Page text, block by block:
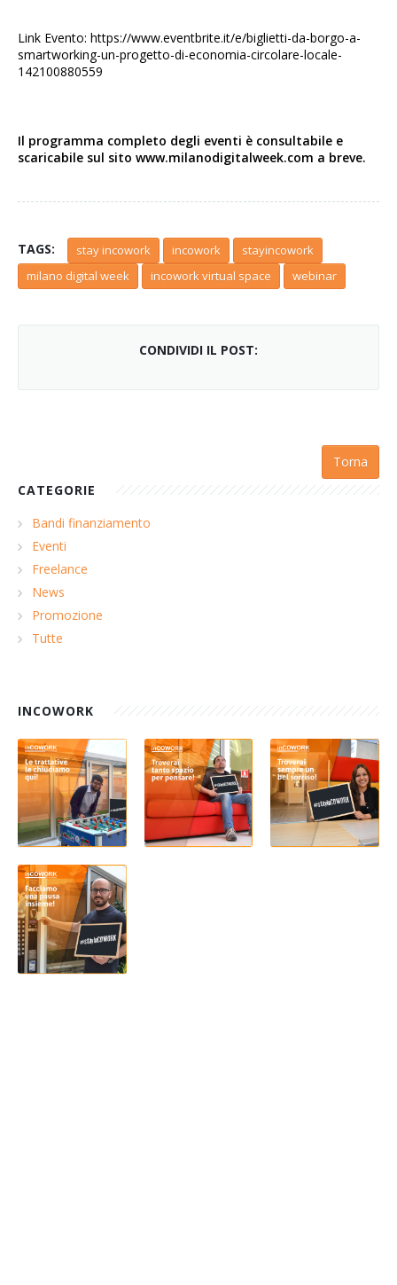
Link Evento: https://www.eventbrite.it/e/biglietti-da-borgo-a-
smartworking-un-progetto-di-economia-circolare-locale-
142100880559
Il programma completo degli eventi è consultabile e
scaricabile sul sito www.milanodigitalweek.com a breve.
TAGS: stay incowork incowork
stayincowork
milano digital week
incowork virtual space webinar
CONDIVIDI IL POST:
Torna
CATEGORIE
Bandi finanziamento
Eventi
Freelance
News
Promozione
Tutte
INCOWORK